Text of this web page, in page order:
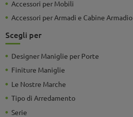
Accessori per Mobili
Accessori per Armadi e Cabine Armadio
Scegli per
Designer Maniglie per Porte
Finiture Maniglie
Le Nostre Marche
Tipo di Arredamento
Serie